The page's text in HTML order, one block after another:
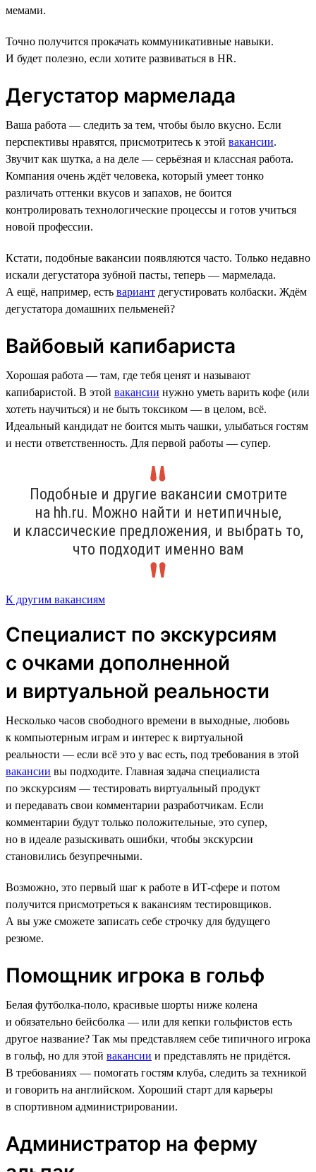
мемами.
Точно получится прокачать коммуникативные навыки.
И будет полезно, если хотите развиваться в HR.
Дегустатор мармелада
Ваша работа — следить за тем, чтобы было вкусно. Если
перспективы нравятся, присмотритесь к этой вакансии.
Звучит как шутка, а на деле — серьёзная и классная работа.
Компания очень ждёт человека, который умеет тонко
различать оттенки вкусов и запахов, не боится
контролировать технологические процессы и готов учиться
новой профессии.
Кстати, подобные вакансии появляются часто. Только недавно
искали дегустатора зубной пасты, теперь — мармелада.
А ещё, например, есть вариант дегустировать колбаски. Ждём
дегустатора домашних пельменей?
Вайбовый капибариста
Хорошая работа — там, где тебя ценят и называют
капибаристой. В этой вакансии нужно уметь варить кофе (или
хотеть научиться) и не быть токсиком — в целом, всё.
Идеальный кандидат не боится мыть чашки, улыбаться гостям
и нести ответственность. Для первой работы — супер.
Подобные и другие вакансии смотрите
на hh.ru. Можно найти и нетипичные,
и классические предложения, и выбрать то,
что подходит именно вам
К другим вакансиям
Специалист по экскурсиям
с очками дополненной
и виртуальной реальности
Несколько часов свободного времени в выходные, любовь
к компьютерным играм и интерес к виртуальной
реальности — если всё это у вас есть, под требования в этой
вакансии вы подходите. Главная задача специалиста
по экскурсиям — тестировать виртуальный продукт
и передавать свои комментарии разработчикам. Если
комментарии будут только положительные, это супер,
но в идеале разыскивать ошибки, чтобы экскурсии
становились безупречными.
Возможно, это первый шаг к работе в ИТ-сфере и потом
получится присмотреться к вакансиям тестировщиков.
А вы уже сможете записать себе строчку для будущего
резюме.
Помощник игрока в гольф
Белая футболка-поло, красивые шорты ниже колена
и обязательно бейсболка — или для кепки гольфистов есть
другое название? Так мы представляем себе типичного игрока
в гольф, но для этой вакансии и представлять не придётся.
В требованиях — помогать гостям клуба, следить за техникой
и говорить на английском. Хороший старт для карьеры
в спортивном администрировании.
Администратор на ферму